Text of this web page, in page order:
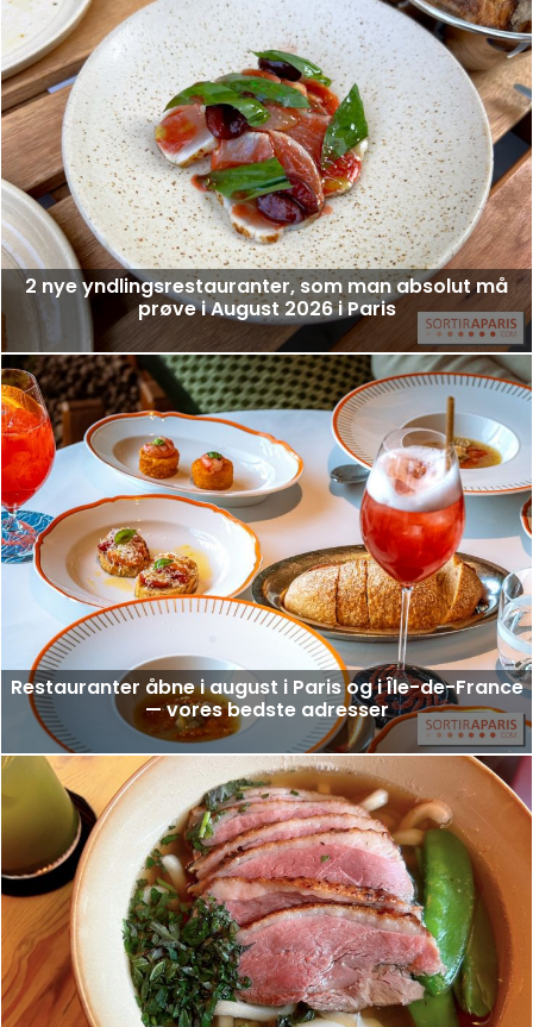
2 nye yndlingsrestauranter, som man absolut må
prøve i August 2026 i Paris
Restauranter åbne i august i Paris og i Île-de-France
— vores bedste adresser